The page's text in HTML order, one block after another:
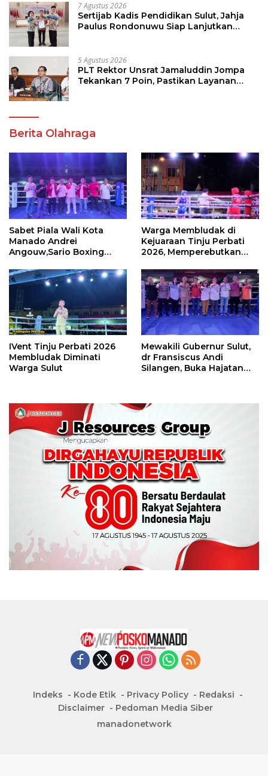
7 Agustus 2026
Sertijab Kadis Pendidikan Sulut, Jahja
Paulus Rondonuwu Siap Lanjutkan
5 Agustus 2026
PLT Rektor Unsrat Jamaluddin Jompa
Tekankan 7 Poin, Pastikan Layanan
Berita Olahraga
Sabet Piala Wali Kota
Manado Andrei
Angouw,Sario Boxing
Perbati 2026
Warga Membludak di
Kejuaraan Tinju Perbati
2026, Memperebutkan
IVent Tinju Perbati 2026
Membludak Diminati
Warga Sulut
Mewakili Gubernur Sulut,
dr Fransiscus Andi
Silangen, Buka Hajatan
Indeks Kode Etik Privacy Policy
Redaksi
Disclaimer
Pedoman Media Siber
manadonetwork